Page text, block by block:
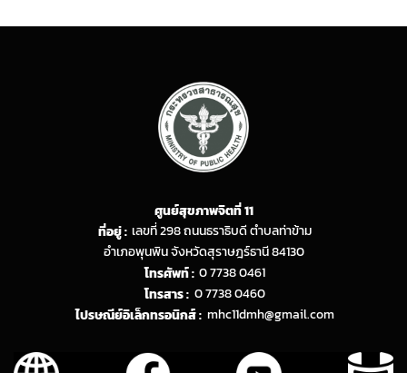
ศูนย์สุขภาพจิตที่ 11
ที่อยู่ : เลขที่ 298 ถนนธราธิบดี ตำบลท่าข้าม
อำเภอพุนพิน จังหวัดสุราษฎร์ธานี 84130
โทรศัพท์ : 0 7738 0461
โทรสาร : 0 7738 0460
ไปรษณีย์อิเล็กทรอนิกส์ : mhc11dmh@gmail.com